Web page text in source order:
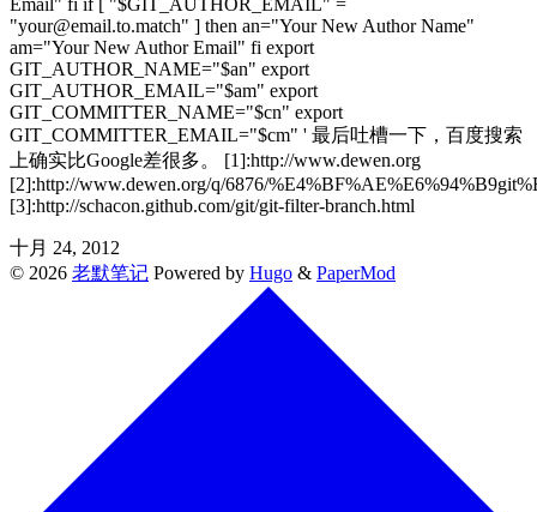
"your@email.to.match" ] then an="Your New Author Name"
am="Your New Author Email" fi export
GIT_AUTHOR_NAME="$an" export
GIT_AUTHOR_EMAIL="$am" export
GIT_COMMITTER_NAME="$cn" export
GIT_COMMITTER_EMAIL="$cm" ' 最后吐槽一下，百度搜索
上确实比Google差很多。 [1]:http://www.dewen.org
[2]:http://www.dewen.org/q/6876/
[3]:http://schacon.github.com/git/git-filter-branch.html
十月 24, 2012
© 2026 老默笔记 Powered by Hugo & PaperMod